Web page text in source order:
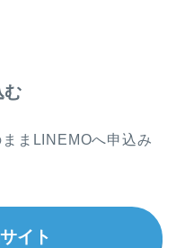
む
まLINEMOへ申込み
イト